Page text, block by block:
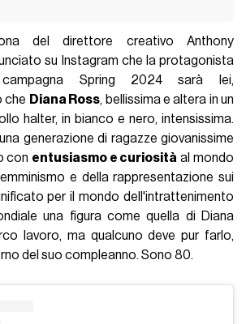
del direttore creativo Anthony
su Instagram che la protagonista
Spring 2024 sarà lei,
che Diana Ross, bellissima e altera in un
halter, in bianco e nero, intensissima.
generazione di ragazze giovanissime
con entusiasmo e curiosità al mondo
e della rappresentazione sui
per il mondo dell'intrattenimento
una figura come quella di Diana
lavoro, ma qualcuno deve pur farlo,
del suo compleanno. Sono 80.